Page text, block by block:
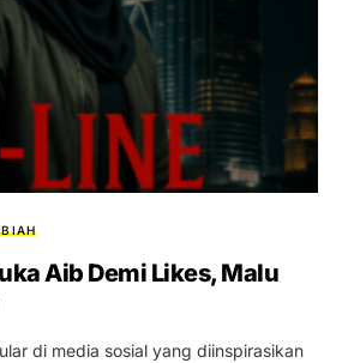
Aib Demi Likes, Malu
di media sosial yang diinspirasikan